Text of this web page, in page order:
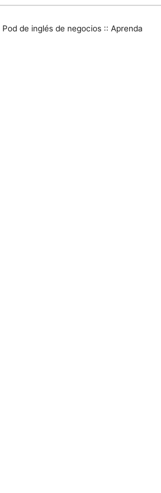
Pod de inglés de negocios :: Aprenda